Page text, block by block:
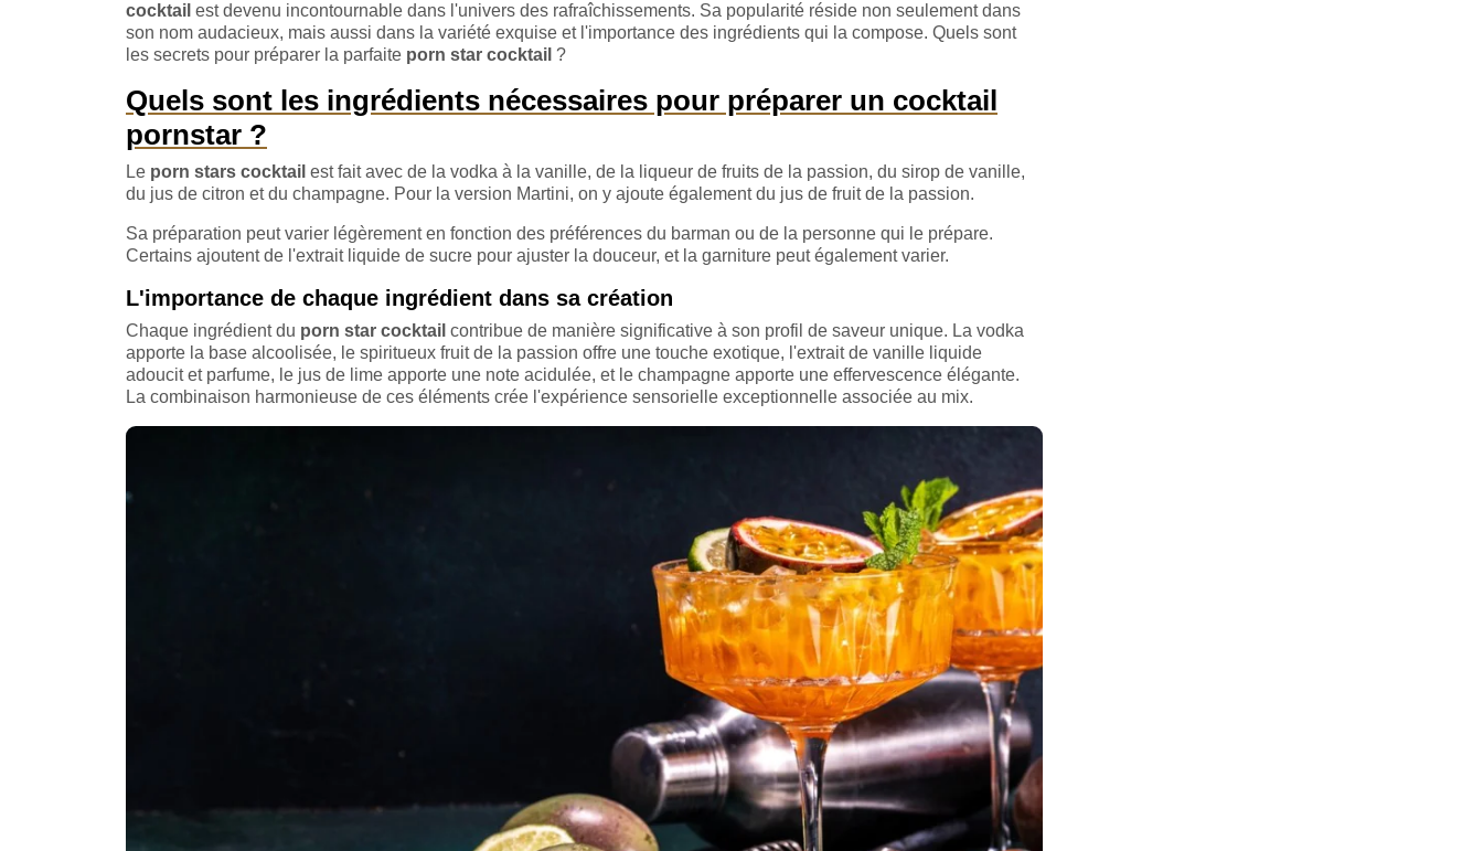
cocktail est devenu incontournable dans l'univers des rafraîchissements. Sa popularité réside non seulement dans
son nom audacieux, mais aussi dans la variété exquise et l'importance des ingrédients qui la compose. Quels sont
les secrets pour préparer la parfaite porn star cocktail ?
Quels sont les ingrédients nécessaires pour préparer un cocktail
pornstar ?
Le porn stars cocktail est fait avec de la vodka à la vanille, de la liqueur de fruits de la passion, du sirop de vanille,
du jus de citron et du champagne. Pour la version Martini, on y ajoute également du jus de fruit de la passion.
Sa préparation peut varier légèrement en fonction des préférences du barman ou de la personne qui le prépare.
Certains ajoutent de l'extrait liquide de sucre pour ajuster la douceur, et la garniture peut également varier.
L'importance de chaque ingrédient dans sa création
Chaque ingrédient du porn star cocktail contribue de manière significative à son profil de saveur unique. La vodka
apporte la base alcoolisée, le spiritueux fruit de la passion offre une touche exotique, l'extrait de vanille liquide
adoucit et parfume, le jus de lime apporte une note acidulée, et le champagne apporte une effervescence élégante.
La combinaison harmonieuse de ces éléments crée l'expérience sensorielle exceptionnelle associée au mix.